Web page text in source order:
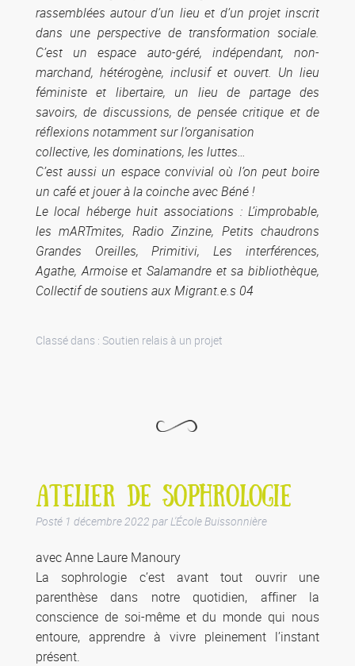
rassemblées autour d’un lieu et d’un projet inscrit
dans une perspective de transformation sociale.
C’est un espace auto-géré, indépendant, non-
marchand, hétérogène, inclusif et ouvert. Un lieu
féministe et libertaire, un lieu de partage des
savoirs, de discussions, de pensée critique et de
réflexions notamment sur l’organisation
collective, les dominations, les luttes…
C’est aussi un espace convivial où l’on peut boire
un café et jouer à la coinche avec Béné !
Le local héberge huit associations : L’improbable,
les mARTmites, Radio Zinzine, Petits chaudrons
Grandes Oreilles, Primitivi, Les interférences,
Agathe, Armoise et Salamandre et sa bibliothèque,
Collectif de soutiens aux Migrant.e.s 04
Classé dans : Soutien relais à un projet
ATELIER DE SOPHROLOGIE
Posté 1 décembre 2022 parL'École Buissonnière
avec Anne Laure Manoury
La sophrologie c’est avant tout ouvrir une
parenthèse dans notre quotidien, affiner la
conscience de soi-même et du monde qui nous
entoure, apprendre à vivre pleinement l’instant
présent.